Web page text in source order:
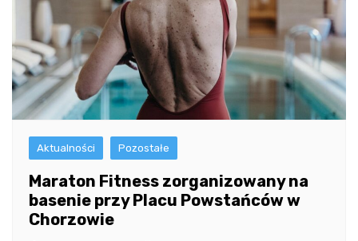
Aktualności Pozostałe
Maraton Fitness zorganizowany na
basenie przy Placu Powstańców w
Chorzowie